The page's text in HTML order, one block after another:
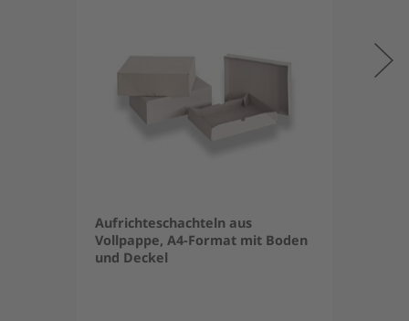
Aufrichteschachteln aus
Vollpappe, A4-Format mit Boden
und Deckel